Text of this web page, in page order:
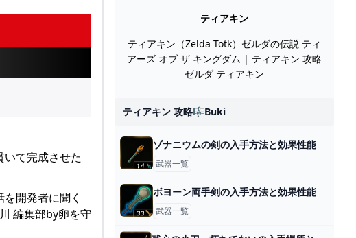
開発者に聞く
編集部by卵を守
ティアキン
ティアキン（Zelda Totk）ゼルダの伝説 ティ
アーズ オブ ザ キングダム | ティアキン 攻略
ゼルダ ティアキン
ティアキン 攻略🎼buki
ゾナニウムの剣の入手方法と効果性能
武器一覧
ボヨーン両手剣の入手方法と効果性能
武器一覧